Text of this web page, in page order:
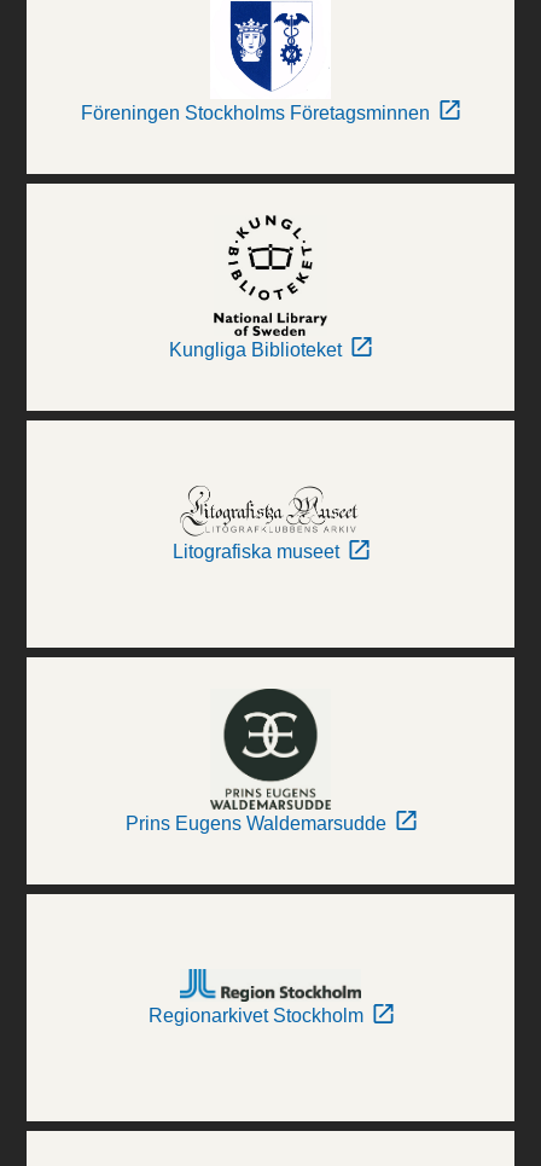
Föreningen Stockholms Företagsminnen
Kungliga Biblioteket
Litografiska museet
Prins Eugens Waldemarsudde
Regionarkivet Stockholm